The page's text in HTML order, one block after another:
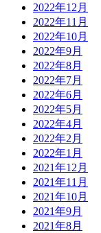
2022年12月
2022年11月
2022年10月
2022年9月
2022年8月
2022年7月
2022年6月
2022年5月
2022年4月
2022年2月
2022年1月
2021年12月
2021年11月
2021年10月
2021年9月
2021年8月